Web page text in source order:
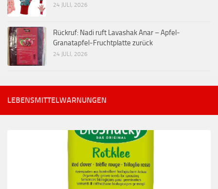
24 JULI, 2026
Rückruf: Nadi ruft Lavashak Anar – Apfel-
Granatapfel-Fruchtplatte zurück
24 JULI, 2026
LEBENSMITTELWARNUNGEN